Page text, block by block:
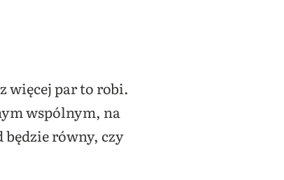
więcej par to robi.
wspólnym, na
będzie równy, czy